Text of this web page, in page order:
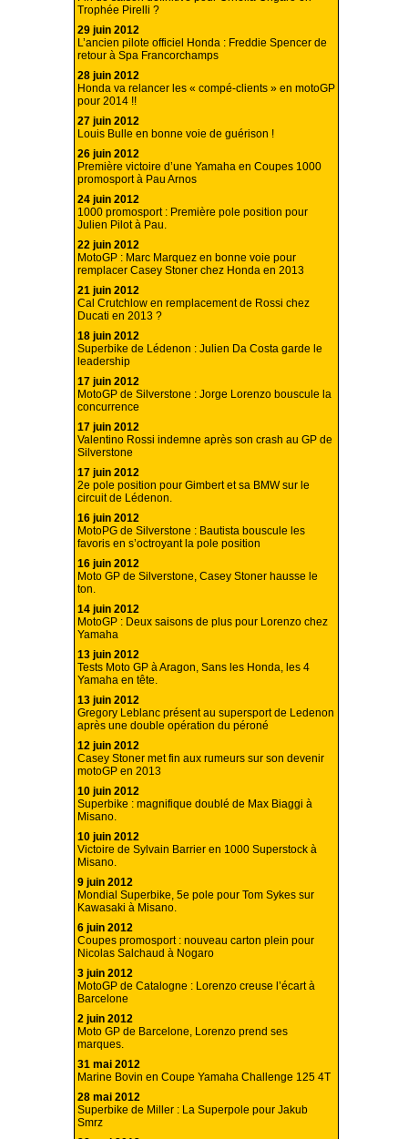
Trophée Pirelli ?
29 juin 2012
L’ancien pilote officiel Honda : Freddie Spencer de
retour à Spa Francorchamps
28 juin 2012
Honda va relancer les « compé-clients » en motoGP
pour 2014 !!
27 juin 2012
Louis Bulle en bonne voie de guérison !
26 juin 2012
Première victoire d’une Yamaha en Coupes 1000
promosport à Pau Arnos
24 juin 2012
1000 promosport : Première pole position pour
Julien Pilot à Pau.
22 juin 2012
MotoGP : Marc Marquez en bonne voie pour
remplacer Casey Stoner chez Honda en 2013
21 juin 2012
Cal Crutchlow en remplacement de Rossi chez
Ducati en 2013 ?
18 juin 2012
Superbike de Lédenon : Julien Da Costa garde le
leadership
17 juin 2012
MotoGP de Silverstone : Jorge Lorenzo bouscule la
concurrence
17 juin 2012
Valentino Rossi indemne après son crash au GP de
Silverstone
17 juin 2012
2e pole position pour Gimbert et sa BMW sur le
circuit de Lédenon.
16 juin 2012
MotoPG de Silverstone : Bautista bouscule les
favoris en s’octroyant la pole position
16 juin 2012
Moto GP de Silverstone, Casey Stoner hausse le
ton.
14 juin 2012
MotoGP : Deux saisons de plus pour Lorenzo chez
Yamaha
13 juin 2012
Tests Moto GP à Aragon, Sans les Honda, les 4
Yamaha en tête.
13 juin 2012
Gregory Leblanc présent au supersport de Ledenon
après une double opération du péroné
12 juin 2012
Casey Stoner met fin aux rumeurs sur son devenir
motoGP en 2013
10 juin 2012
Superbike : magnifique doublé de Max Biaggi à
Misano.
10 juin 2012
Victoire de Sylvain Barrier en 1000 Superstock à
Misano.
9 juin 2012
Mondial Superbike, 5e pole pour Tom Sykes sur
Kawasaki à Misano.
6 juin 2012
Coupes promosport : nouveau carton plein pour
Nicolas Salchaud à Nogaro
3 juin 2012
MotoGP de Catalogne : Lorenzo creuse l’écart à
Barcelone
2 juin 2012
Moto GP de Barcelone, Lorenzo prend ses
marques.
31 mai 2012
Marine Bovin en Coupe Yamaha Challenge 125 4T
28 mai 2012
Superbike de Miller : La Superpole pour Jakub
Smrz